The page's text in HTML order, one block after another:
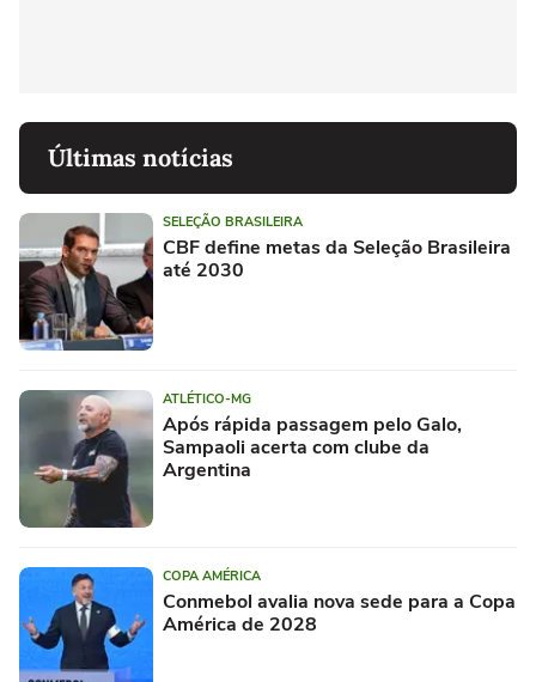
Últimas notícias
SELEÇÃO BRASILEIRA
CBF define metas da Seleção Brasileira
até 2030
ATLÉTICO-MG
Após rápida passagem pelo Galo,
Sampaoli acerta com clube da
Argentina
COPA AMÉRICA
Conmebol avalia nova sede para a Copa
América de 2028